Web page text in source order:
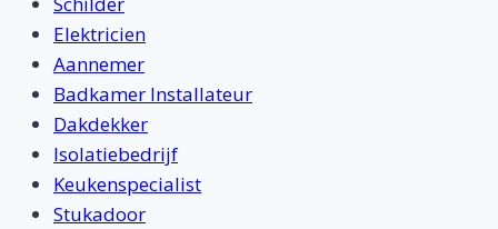
Elektricien
Aannemer
Badkamer Installateur
Dakdekker
Isolatiebedrijf
Keukenspecialist
Stukadoor